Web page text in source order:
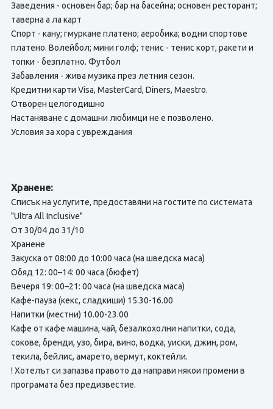
Заведения - основен бар; бар на басейна; основен ресторант;
таверна а ла карт
Спорт - кану; гмуркане платено; аеробика; водни спортове
платено. Волейбол; мини голф; тенис - тенис корт, ракети и
топки - безплатно. Футбол
Забавления - жива музика през летния сезон.
Кредитни карти Visa, MasterCard, Diners, Maestro.
Отворен целогодишно
Настаняване с домашни любимци не е позволено.
Условия за хора с увреждания
Хранене:
Списък на услугите, предоставяни на гостите по системата
"Ultra All Inclusive"
От 30/04 до 31/10
Хранене
Закуска от 08:00 до 10:00 часа (на шведска маса)
Обяд 12: 00–14: 00 часа (бюфет)
Вечеря 19: 00–21: 00 часа (на шведска маса)
Кафе-пауза (кекс, сладкиши) 15.30-16.00
Напитки (местни) 10.00-23.00
Кафе от кафе машина, чай, безалкохолни напитки, сода,
сокове, бренди, узо, бира, вино, водка, уиски, джин, ром,
текила, бейлис, амарето, вермут, коктейли.
! Хотелът си запазва правото да направи някои промени в
програмата без предизвестие.